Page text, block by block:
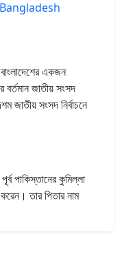
একজন
বর্তমান জাতীয় সংসদ
জাতীয় সংসদ নির্বাচনে
পাকিস্তানের কুমিল্লা
তার পিতার নাম